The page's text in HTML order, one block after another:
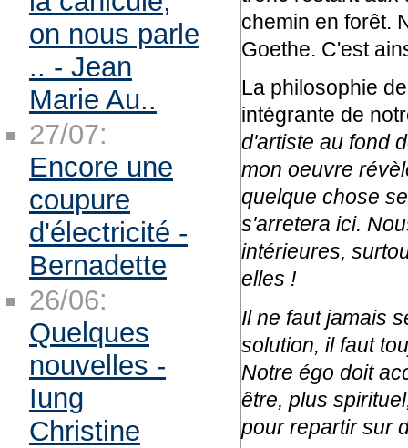
chemin en forêt.
Goethe. C'est
La philosophie
intégrante de
d'artiste au fond
mon oeuvre
quelque chose
s'arretera ici.
intérieures,
elles !
Il ne faut jamais
solution, il faut
Notre égo doit
être, plus
pour repartir sur
on nous parle
.. - Jean
Marie Au..
27/07:
Encore une
coupure
d'électricité -
Bernadette
26/06:
Quelques
nouvelles -
Iung
Christine